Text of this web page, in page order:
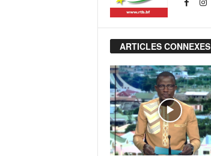
ARTICLES CONNEXES